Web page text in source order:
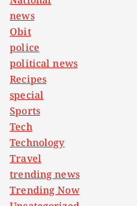
news
Obit
police
political news
Recipes
special
Sports
Tech
Technology
Travel
trending news
Trending Now